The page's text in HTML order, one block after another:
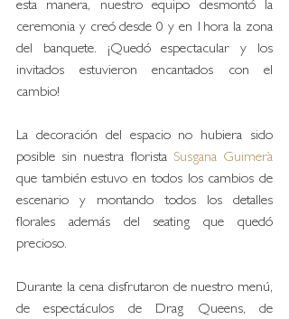
esta manera, nuestro equipo desmontó la
ceremonia y creó desde 0 y en 1hora la zona
del banquete. ¡Quedó espectacular y los
invitados estuvieron encantados con el
cambio!
La decoración del espacio no hubiera sido
posible sin nuestra florista
que también estuvo en todos los cambios de
escenario y montando todos los detalles
florales además del seating que quedó
precioso.
Durante la cena disfrutaron de nuestro menú,
de espectáculos de Drag Queens, de